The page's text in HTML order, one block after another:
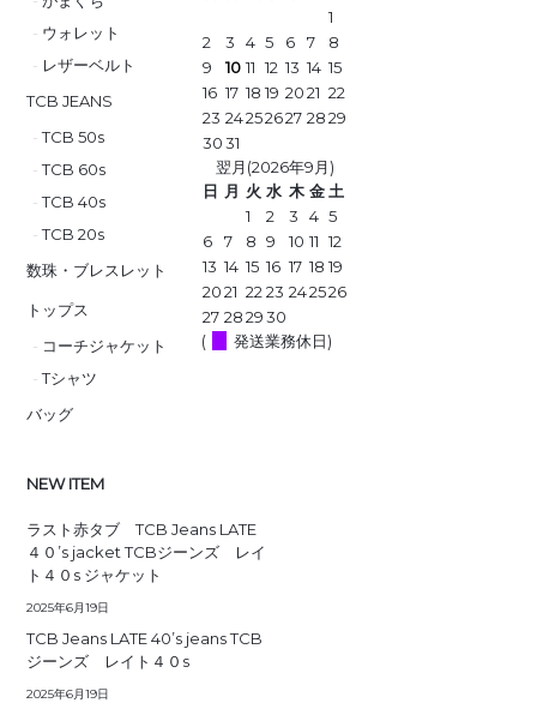
ウォレット
レザーベルト
TCB JEANS
TCB 50s
TCB 60s
TCB 40s
TCB 20s
数珠・ブレスレット
トップス
コーチジャケット
Tシャツ
バッグ
1
2
3 4 5 6 7
8
9
10 11 12 13 14 15
16 17 18 19 20 21 22
23 24252627 28 29
30 31
翌月(2026年9月)
日 月 火 水 木 金 土
1
2 3 4 5
6
7 8 9 10 11 12
13 14 15 16 17 18 19
20 21 22 23 242526
27 28 29 30
(
発送業務休日)
NEW ITEM
ラスト赤タブ TCB Jeans LATE
４０’s jacket TCBジーンズ レイ
ト４０s ジャケット
2025年6月19日
TCB Jeans LATE 40’s jeans TCB
ジーンズ レイト４０s
2025年6月19日